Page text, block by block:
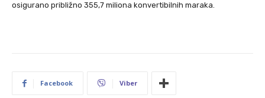
osigurano približno 355,7 miliona konvertibilnih maraka.
Facebook Viber